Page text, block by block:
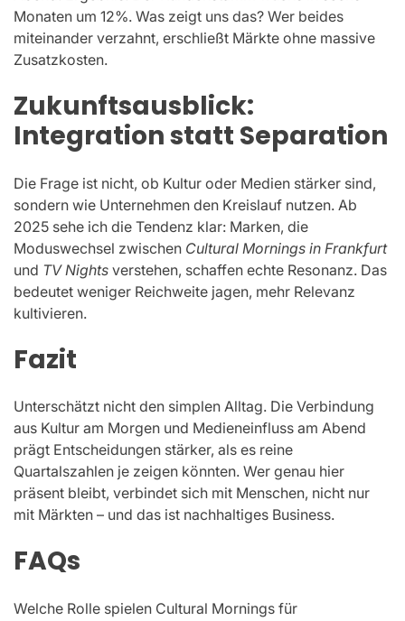
Monaten um 12%. Was zeigt uns das? Wer beides
miteinander verzahnt, erschließt Märkte ohne massive
Zusatzkosten.
Zukunftsausblick:
Integration statt Separation
Die Frage ist nicht, ob Kultur oder Medien stärker sind,
sondern wie Unternehmen den Kreislauf nutzen. Ab
2025 sehe ich die Tendenz klar: Marken, die
Moduswechsel zwischen Cultural Mornings in Frankfurt
und TV Nights verstehen, schaffen echte Resonanz. Das
bedeutet weniger Reichweite jagen, mehr Relevanz
kultivieren.
Fazit
Unterschätzt nicht den simplen Alltag. Die Verbindung
aus Kultur am Morgen und Medieneinfluss am Abend
prägt Entscheidungen stärker, als es reine
Quartalszahlen je zeigen könnten. Wer genau hier
präsent bleibt, verbindet sich mit Menschen, nicht nur
mit Märkten – und das ist nachhaltiges Business.
FAQs
Welche Rolle spielen Cultural Mornings für